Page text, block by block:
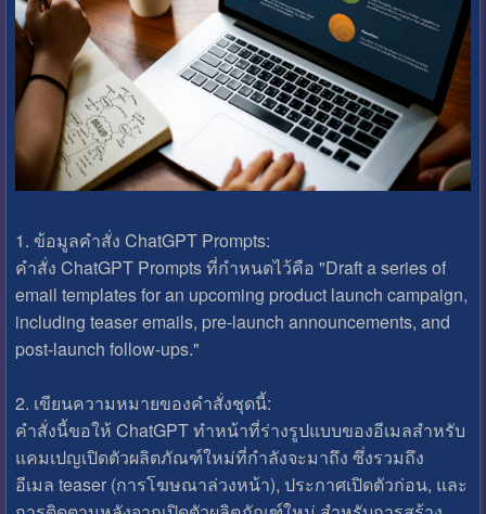
1. ข้อมูลคำสั่ง ChatGPT Prompts:
คำสั่ง ChatGPT Prompts ที่กำหนดไว้คือ "Draft a series of
email templates for an upcoming product launch campaign,
including teaser emails, pre-launch announcements, and
post-launch follow-ups."
2. เขียนความหมายของคำสั่งชุดนี้:
คำสั่งนี้ขอให้ ChatGPT ทำหน้าที่ร่างรูปแบบของอีเมลสำหรับ
แคมเปญเปิดตัวผลิตภัณฑ์ใหม่ที่กำลังจะมาถึง ซึ่งรวมถึง
อีเมล teaser (การโฆษณาล่วงหน้า), ประกาศเปิดตัวก่อน, และ